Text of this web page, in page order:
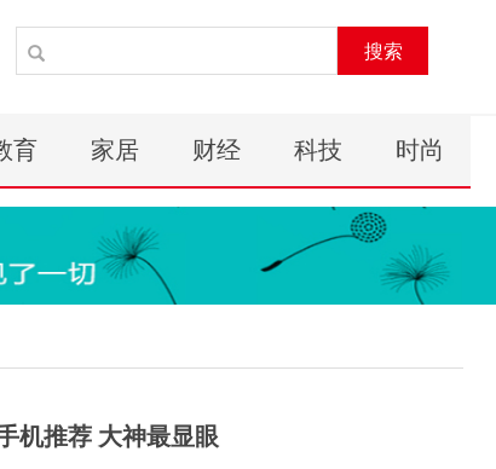
搜索
育 家居 财经 科技 时尚
机推荐 大神最显眼